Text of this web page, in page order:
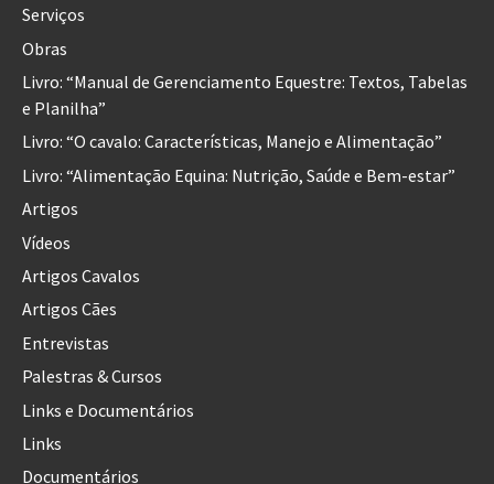
Serviços
Obras
Livro: “Manual de Gerenciamento Equestre: Textos, Tabelas
e Planilha”
Livro: “O cavalo: Características, Manejo e Alimentação”
Livro: “Alimentação Equina: Nutrição, Saúde e Bem-estar”
Artigos
Vídeos
Artigos Cavalos
Artigos Cães
Entrevistas
Palestras & Cursos
Links e Documentários
Links
Documentários